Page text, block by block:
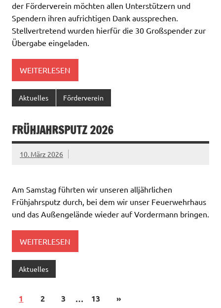
der Förderverein möchten allen Unterstützern und
Spendern ihren aufrichtigen Dank aussprechen.
Stellvertretend wurden hierfür die 30 Großspender zur
Übergabe eingeladen.
WEITERLESEN
Aktuelles Förderverein
FRÜHJAHRSPUTZ 2026
10. März 2026
Am Samstag führten wir unseren alljährlichen
Frühjahrsputz durch, bei dem wir unser Feuerwehrhaus
und das Außengelände wieder auf Vordermann bringen.
WEITERLESEN
Aktuelles
1 2 3 … 13 »